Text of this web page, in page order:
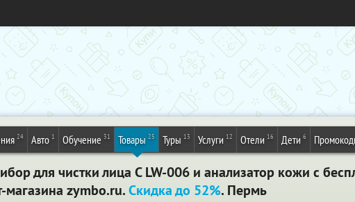
24 Авто 1 Обучение 31 Товары 25 Туры 13 Услуги 12 Отели 16 Дети 6
для чистки лица С LW-006 и анализатор кожи с
магазина zymbo.ru.Скидка до 52%. Пермь